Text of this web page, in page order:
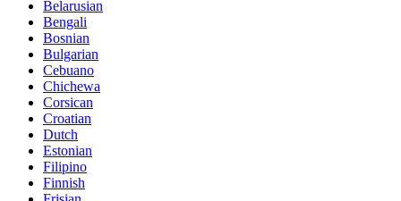
Belarusian
Bengali
Bosnian
Bulgarian
Cebuano
Chichewa
Corsican
Croatian
Dutch
Estonian
Filipino
Finnish